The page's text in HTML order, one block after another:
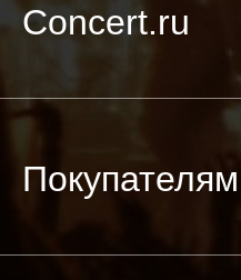
Concert.ru
Покупателям